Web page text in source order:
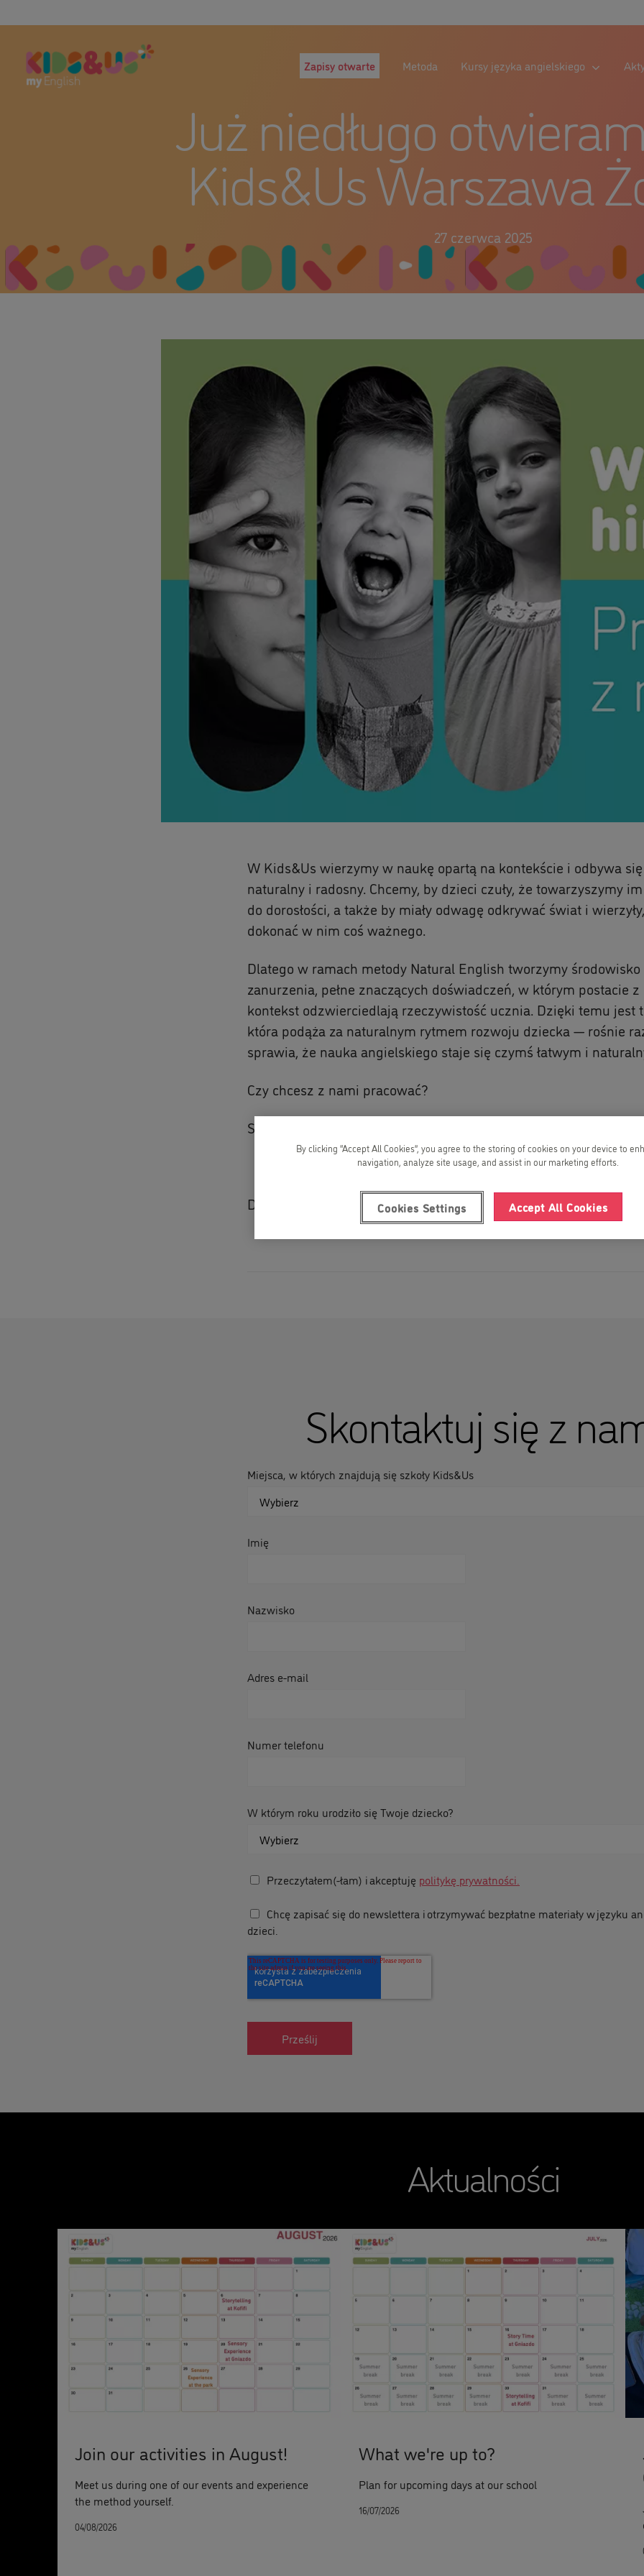
Zapisy otwarte Metoda Kursy języka angielskiego
Już niedługo
Kids&Us Warszawa
27 czerwca 2025
W Kids&Us wierzymy w naukę opartą na kontekście i odbywa
naturalny i radosny. Chcemy, by dzieci czuły, że towarzyszymy
do dorosłości, a także by miały odwagę odkrywać świat i
dokonać w nim coś ważnego.
Dlatego w ramach metody Natural English tworzymy środowisko
zanurzenia, pełne znaczących doświadczeń, w którym postacie
kontekst odzwierciedlają rzeczywistość ucznia. Dzięki temu jest
która podąża za naturalnym rytmem rozwoju dziecka — rośnie
sprawia, że nauka angielskiego staje się czymś łatwym i
Czy chcesz z nami pracować?
Skontaktuj się z nami:
Do zobaczenia!
Skontaktuj się z
Miejsca, w których znajdują się szkoły Kids&Us
Imię
Nazwisko
Adres e-mail
Numer telefonu
W którym roku urodziło się Twoje dziecko?
Przeczytałem(-łam) i akceptuję politykę prywatności.
Chcę zapisać się do newslettera i otrzymywać bezpłatne materiały w języku
dzieci.
Aktualności
Join our activities in August!
Meet us during one of our events and experience
the method yourself.
04/08/2026
What we're up to?
Plan for upcoming days at our school
16/07/2026
By clicking “Accept All Cookies”, you agree to the storing of cookies on your device to
navigation, analyze site usage, and assist in our marketing efforts.
Accept All Cookies
Cookies Settings